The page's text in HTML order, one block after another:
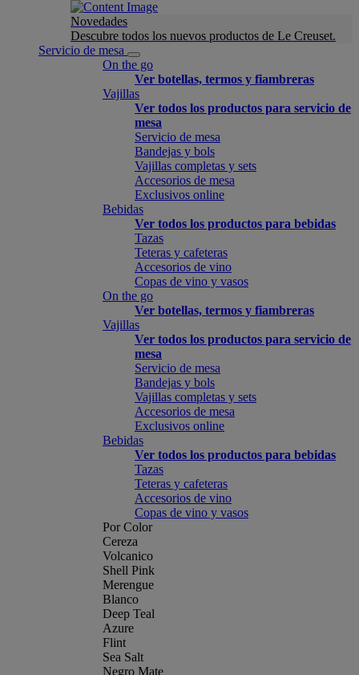
Novedades
Descubre todos los nuevos productos de Le Creuset.
Servicio de mesa
On the go
Ver botellas, termos y fiambreras
Vajillas
Ver todos los productos para servicio de
mesa
Servicio de mesa
Bandejas y bols
Vajillas completas y sets
Accesorios de mesa
Exclusivos online
Bebidas
Ver todos los productos para bebidas
Tazas
Teteras y cafeteras
Accesorios de vino
Copas de vino y vasos
On the go
Ver botellas, termos y fiambreras
Vajillas
Ver todos los productos para servicio de
mesa
Servicio de mesa
Bandejas y bols
Vajillas completas y sets
Accesorios de mesa
Exclusivos online
Bebidas
Ver todos los productos para bebidas
Tazas
Teteras y cafeteras
Accesorios de vino
Copas de vino y vasos
Por Color
Cereza
Volcanico
Shell Pink
Merengue
Blanco
Deep Teal
Azure
Flint
Sea Salt
Negro Mate